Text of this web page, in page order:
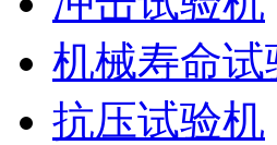
机械寿命试
抗压试验机